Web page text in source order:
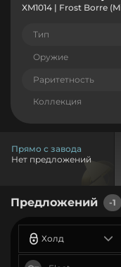
XM1014 | Frost Borre
Тип
Оружие
Раритетность
Коллекция
Прямо с завода
Нет предложений
Предложений -1
Холд